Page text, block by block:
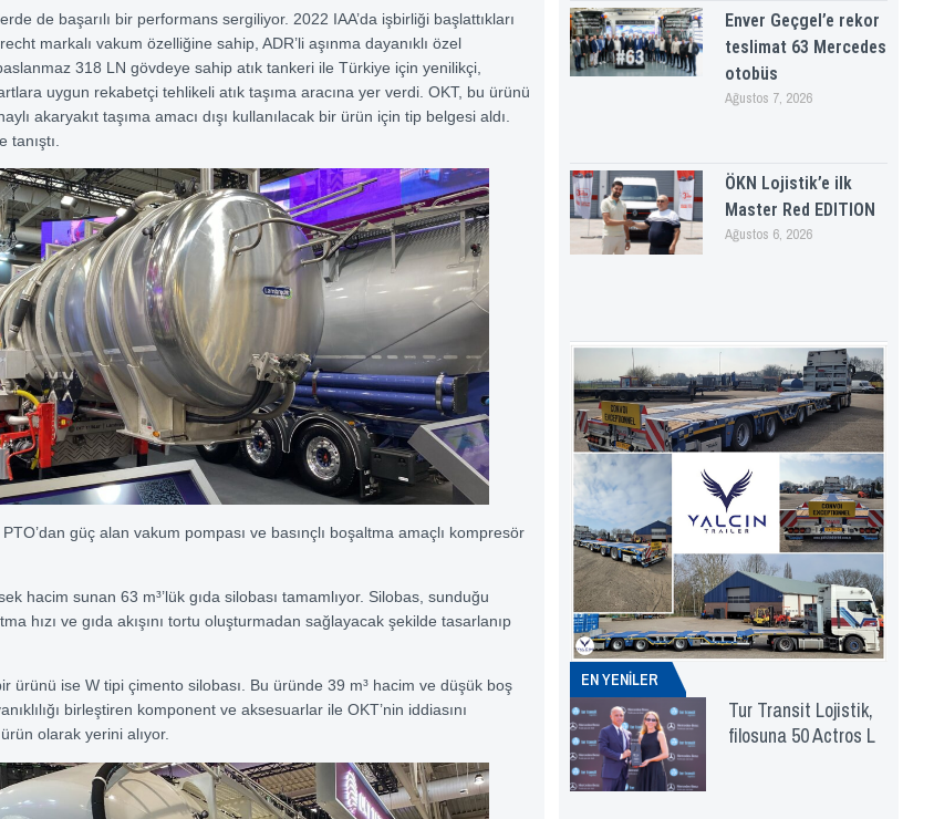
de başarılı bir performans sergiliyor. 2022 IAA’da işbirliği başlattıkları
markalı vakum özelliğine sahip, ADR’li aşınma dayanıklı özel
318 LN gövdeye sahip atık tankeri ile Türkiye için yenilikçi,
uygun rekabetçi tehlikeli atık taşıma aracına yer verdi. OKT, bu ürünü
akaryakıt taşıma amacı dışı kullanılacak bir ürün için tip belgesi aldı.
güç alan vakum pompası ve basınçlı boşaltma amaçlı kompresör
hacim sunan 63 m³’lük gıda silobası tamamlıyor. Silobas, sunduğu
hızı ve gıda akışını tortu oluşturmadan sağlayacak şekilde tasarlanıp
ürünü ise W tipi çimento silobası. Bu üründe 39 m³ hacim ve düşük boş
birleştiren komponent ve aksesuarlar ile OKT’nin iddiasını
olarak yerini alıyor.
Enver Geçgel’e rekor
teslimat 63 Mercedes
otobüs
Ağustos 7, 2026
ÖKN Lojistik’e ilk
Master Red EDITION
Ağustos 6, 2026
EN YENİLER
Tur Transit Lojistik,
filosuna 50 Actros L